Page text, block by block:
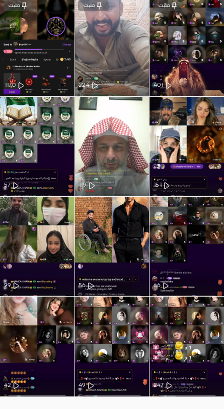
401
مثبت
224
مثبت
1170
مثبت
151
119
57
66
56
99
247
49
42